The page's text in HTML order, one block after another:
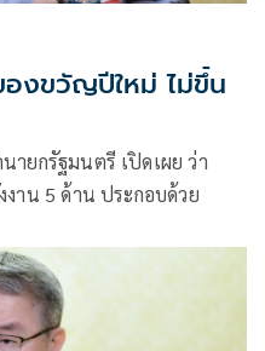
องขวัญปีใหม่ ไม่ขึ้น
ายกรัฐมนตรี เปิดเผย ว่า
าน 5 ด้าน ประกอบด้วย